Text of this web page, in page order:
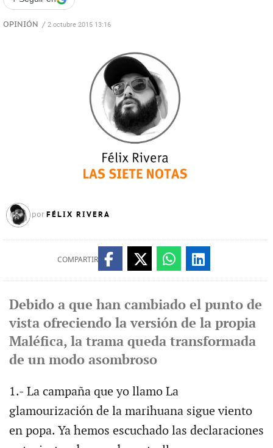
OPINIÓN / 2 octubre 2015 13:16
por FÉLIX RIVERA
COMPARTIR
Debido a que han cambiado el punto de
vista ofreciendo la versión de la propia
Maléfica, la trama queda transformada
de un modo asombroso
1.- La campaña que yo llamo La
glamourización de la marihuana sigue viento
en popa. Ya hemos escuchado las declaraciones